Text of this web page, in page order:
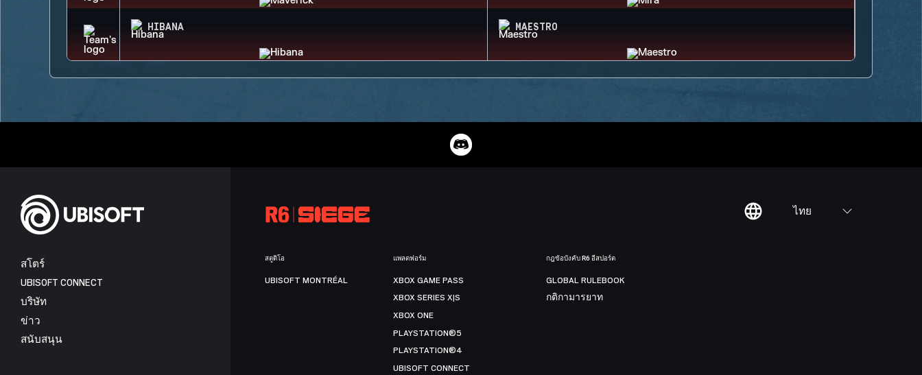
HIBANA MAESTRO
ไทย
สโตร์
UBISOFT CONNECT
บริษัท
ข่าว
สนับสนุน
สตูดิโอ
UBISOFT MONTRÉAL
แพลตฟอร์ม
XBOX GAME PASS
XBOX SERIES X|S
XBOX ONE
PLAYSTATION®5
PLAYSTATION®4
UBISOFT CONNECT
กฎข้อบังคับ R6 อีสปอร์ต
GLOBAL RULEBOOK
กติกามารยาท